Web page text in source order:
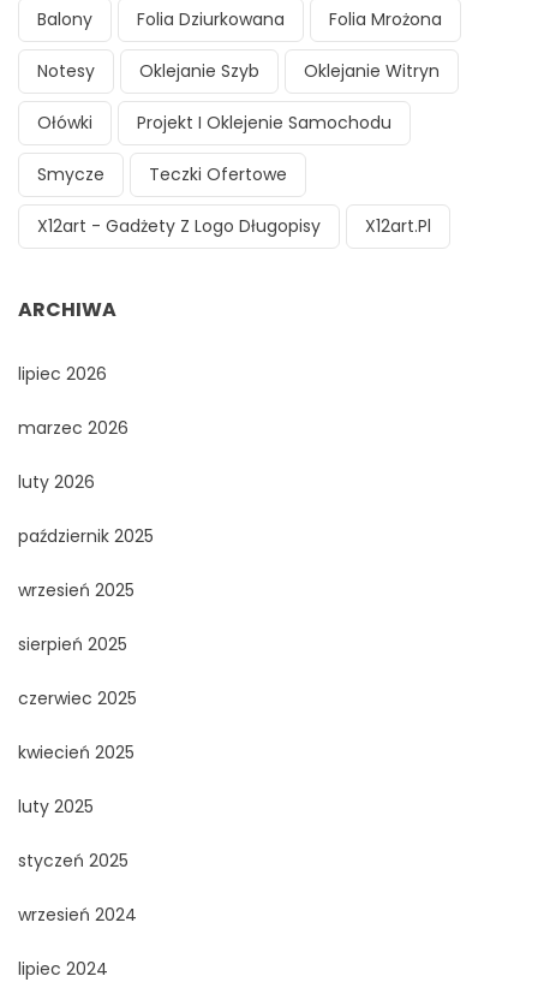
Balony Folia Dziurkowana Folia Mrożona
Notesy Oklejanie Szyb Oklejanie Witryn
Ołówki Projekt I Oklejenie Samochodu
Smycze Teczki Ofertowe
X12art - Gadżety Z Logo Długopisy X12art.pl
ARCHIWA
lipiec 2026
marzec 2026
luty 2026
październik 2025
wrzesień 2025
sierpień 2025
czerwiec 2025
kwiecień 2025
luty 2025
styczeń 2025
wrzesień 2024
lipiec 2024